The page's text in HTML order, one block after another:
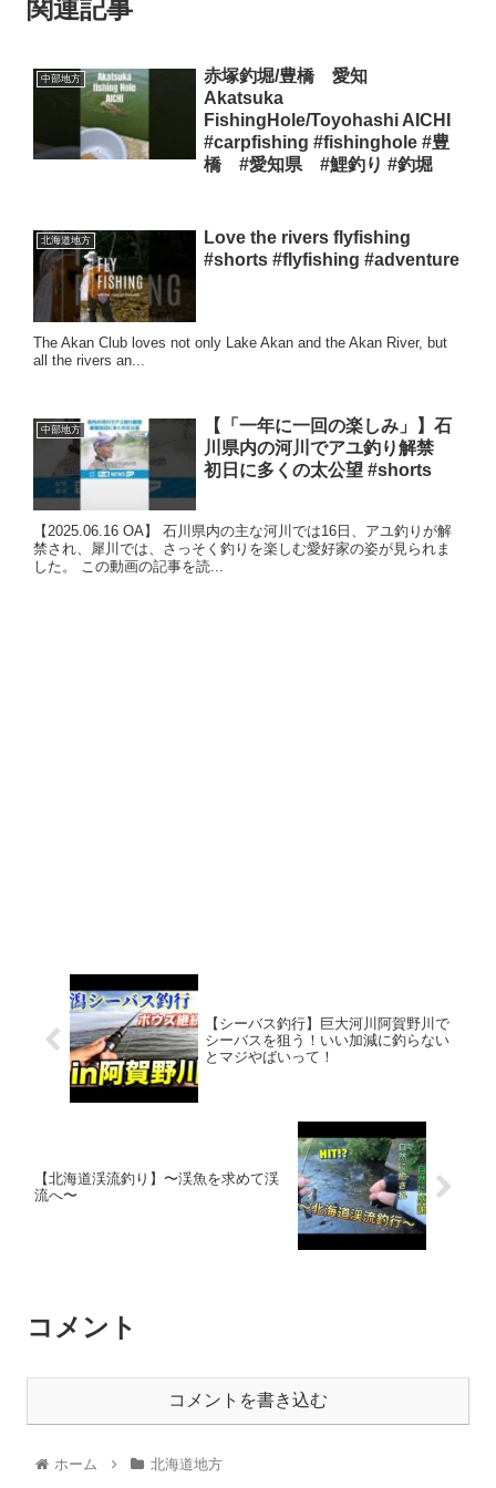
関連記事
中部地方
赤塚釣堀/豊橋 愛知
Akatsuka
FishingHole/Toyohashi AICHI
#carpfishing #fishinghole #豊
橋 #愛知県 #鯉釣り #釣堀
北海道地方
Love the rivers flyfishing
#shorts #flyfishing #adventure
The Akan Club loves not only Lake Akan and the Akan River, but
all the rivers an...
中部地方
【「一年に一回の楽しみ」】石
川県内の河川でアユ釣り解禁
初日に多くの太公望 #shorts
【2025.06.16 OA】 石川県内の主な河川では16日、アユ釣りが解
禁され、犀川では、さっそく釣りを楽しむ愛好家の姿が見られま
した。 この動画の記事を読...
【シーバス釣行】巨大河川阿賀野川で
シーバスを狙う！いい加減に釣らない
とマジやばいって！
【北海道渓流釣り】〜渓魚を求めて渓
流へ〜
コメント
コメントを書き込む
ホーム 北海道地方